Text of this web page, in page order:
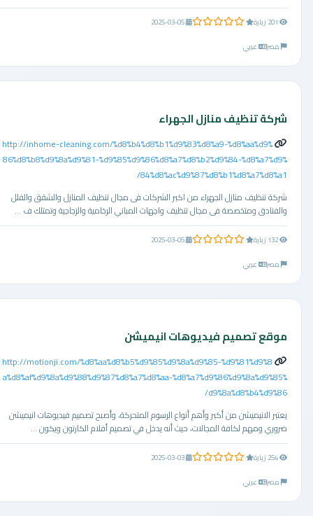
0.0 من 5 نجوم
2025-03-05
مصر
عربي
شركة تنظيف منازل الجهراء
http://inhome-cleaning.com/%d8%b4%d8%b1%d9%83%d8%a9-%d8%aa%d9%
86%d8%b8%d9%8a%d9%81-%d9%85%d9%86%d8%a7%d8%b2%d9%84-%d8%a7%d9%
84%d8%ac%d9%87%d8%b1%d8%a7%d8%a1/
شركة تنظيف منازل الجهراء من اكبر الشركات فى مجال تنظيف المنازل والشقق والفلل
والفنادق ومتخصصة فى مجال تنظيف واجهات المباني الرخامية والزجاجية وتمتلك ف ...
0.0 من 5 نجوم
2025-03-05
مصر
عربي
موقع تصميم فيديوهات انيميشن
http://motionji.com/%d8%aa%d8%b5%d9%85%d9%8a%d9%85-%d9%81%d9%8
a%d8%af%d9%8a%d9%88%d9%87%d8%a7%d8%aa-%d8%a7%d9%86%d9%8a%d9%85%
d9%8a%d8%b4%d9%86/
يعتبر الانيميشن من أكبر وأهم أنواع الرسوم المتحركة، وأصبح تصميم فيديوهات انيميشن
ضروري ومهم لكافة المجالات، حيث أنه يدخل في تصميم أفلام الكارتون ويكون ...
0.0 من 5 نجوم
2025-03-03
مصر
عربي